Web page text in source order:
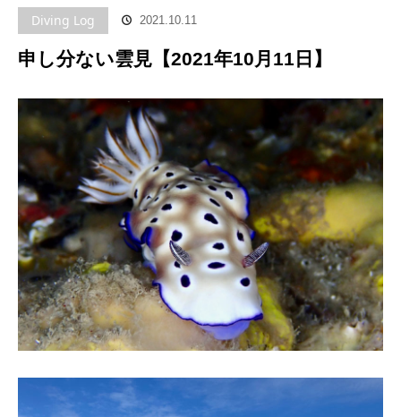
Diving Log 2021.10.11
申し分ない雲見【2021年10月11日】